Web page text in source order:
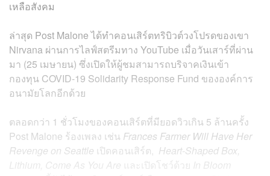
เหลือสังคม
ล่าสุด Post Malone ได้ทำคอนเสิร์ตทริบิวต์วงโปรดของเขา
Nirvana ผ่านการไลฟ์สตรีมทาง YouTube เมื่อวันเสาร์ที่ผ่าน
มา (25 เมษายน) ซึ่งเปิดให้ผู้ชมสามารถบริจาคเงินเข้า
กองทุน COVID-19 Solidarity Response Fund ขององค์การ
อนามัยโลกอีกด้วย
ตลอดกว่า 1 ชั่วโมงของคอนเสิร์ตที่มียอดวิวเกิน 5 ล้านครั้ง
Post Malone ร้องเพลง เช่น Frances Farmer Will Have Her
Revenge on Seattle เปิดคอนเสิร์ต, Heart-Shaped Box,
Lithium, Come As You Are
และเปิดโชว์ด้วย In Bloom